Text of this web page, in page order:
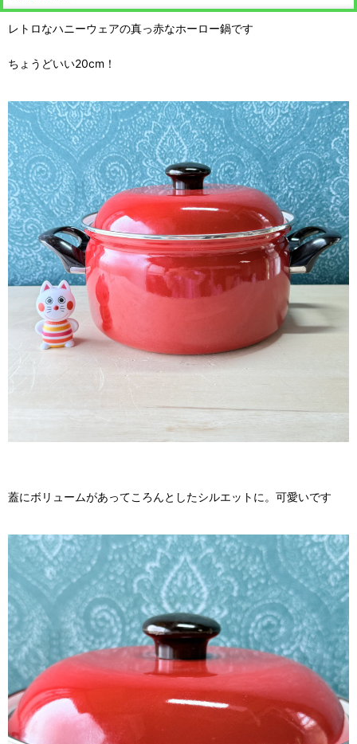
レトロなハニーウェアの真っ赤なホーロー鍋です
ちょうどいい20cm！
蓋にボリュームがあってころんとしたシルエットに。可愛いです